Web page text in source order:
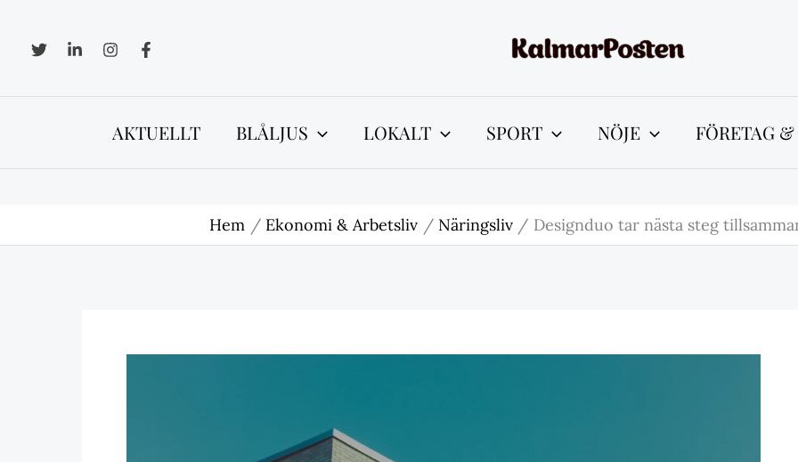
innehåll
AKTUELLT BLÅLJUS LOKALT SPORT NÖJE FÖRETAG
Hem Ekonomi & Arbetsliv Näringsliv Designduo tar nästa steg